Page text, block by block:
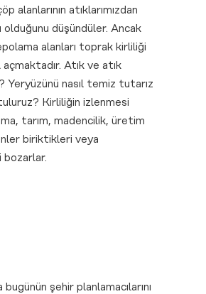
alanlarının atıklarımızdan
olduğunu düşündüler. Ancak
alanları toprak kirliliği
Atık ve atık
Yeryüzünü nasıl temiz tutarız
Kirliliğin izlenmesi
tarım, madencilik, üretim
biriktikleri veya
bozarlar.
şehir planlamacılarını